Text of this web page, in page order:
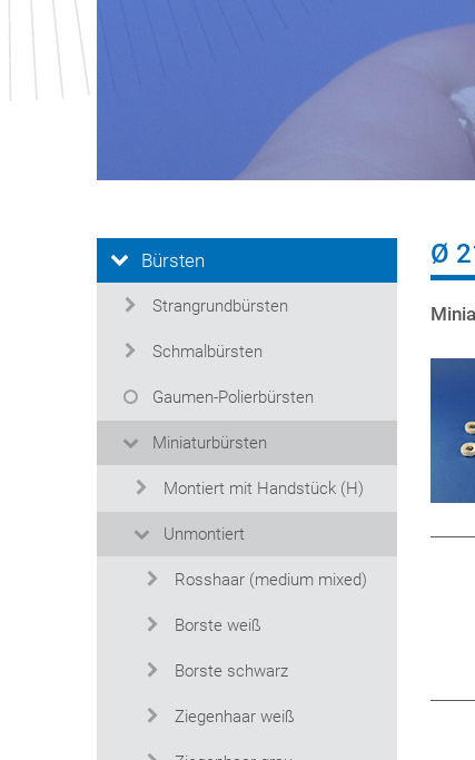
Bürsten
Strangrundbürsten
Schmalbürsten
Gaumen-Polierbürsten
Miniaturbürsten
Montiert mit Handstück (H)
Unmontiert
Rosshaar (medium mixed)
Borste weiß
Borste schwarz
Ziegenhaar weiß
Ø